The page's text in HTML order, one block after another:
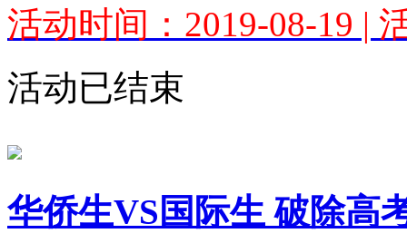
活动时间：2019-08-19 |
活动已结束
华侨生VS国际生 破除高